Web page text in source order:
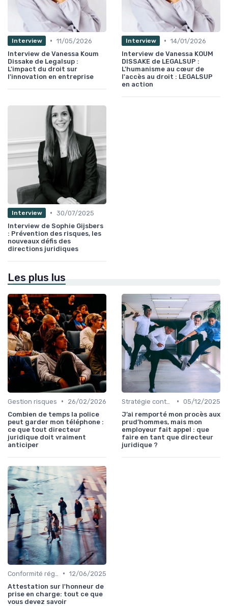
Interview • 11/05/2026
Interview de Vanessa Koum
Dissake de Legalsup :
L'impact du droit sur
l'innovation en entreprise
Interview • 14/01/2026
Interview de Vanessa KOUM
DISSAKE de LEGALSUP :
L'humanisme au cœur de
l'accès au droit : LEGALSUP
en action
Interview • 30/07/2025
Interview de Sophie Gijsbers
: Prévention des risques, les
nouveaux défis des
directions juridiques
Les plus lus
Gestion risques •
26/02/2026
Combien de temps la police
peut garder mon téléphone :
ce que tout directeur
juridique doit vraiment
anticiper
• 05/12/2025
J’ai remporté mon procès aux
prud’hommes, mais mon
employeur fait appel : que
faire en tant que directeur
juridique ?
• 12/06/2025
Attestation sur l'honneur de
prise en charge: tout ce que
vous devez savoir